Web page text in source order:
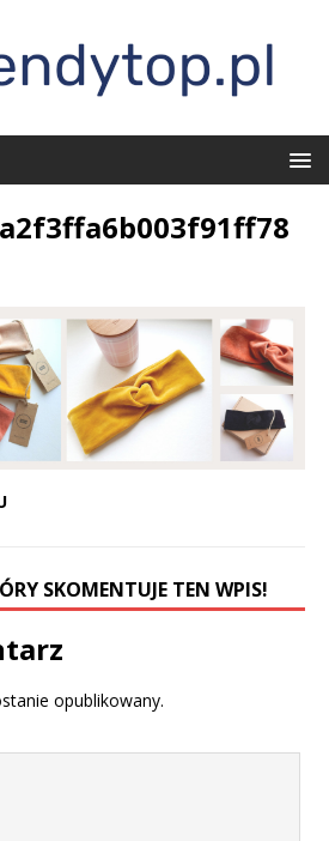
SKOMENTUJE TEN WPIS!
opublikowany.